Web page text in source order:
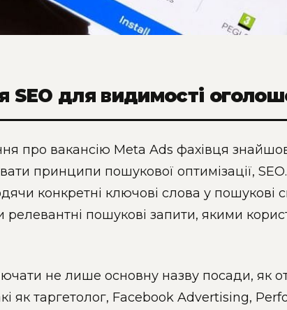
SEO для видимості
про вакансію Meta Ads фахівця
принципи пошукової оптимізації,
конкретні ключові слова у пошукові
релевантні пошукові запити, якими
не лише основну назву посади, як
як таргетолог, Facebook Advertising,